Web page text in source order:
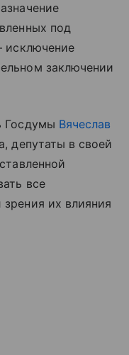
под
исключение
заключении
Госдумы Вячеслав
депутаты в своей
все
их влияния